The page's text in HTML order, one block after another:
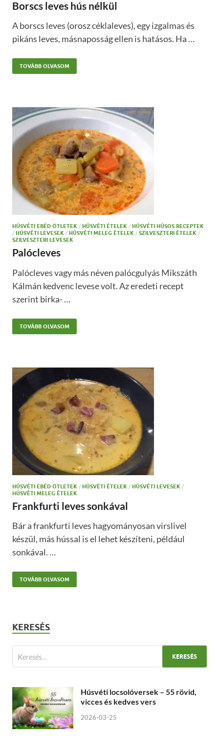
Borscs leves hús nélkül
A borscs leves (orosz céklaleves), egy izgalmas és
pikáns leves, másnaposság ellen is hatásos. Ha …
TOVÁBB OLVASOM
HÚSVÉTI EBÉD ÖTLETEK / HÚSVÉTI ÉTELEK / HÚSVÉTI HÚSOS RECEPTEK
/ HÚSVÉTI LEVESEK / HÚSVÉTI MELEG ÉTELEK / SZILVESZTERI ÉTELEK /
SZILVESZTERI LEVESEK
Palócleves
Palócleves vagy más néven palócgulyás Mikszáth
Kálmán kedvenc levese volt. Az eredeti recept
szerint birka- …
TOVÁBB OLVASOM
HÚSVÉTI EBÉD ÖTLETEK / HÚSVÉTI ÉTELEK / HÚSVÉTI LEVESEK /
HÚSVÉTI MELEG ÉTELEK
Frankfurti leves sonkával
Bár a frankfurti leves hagyományosan virslivel
készül, más hússal is el lehet készíteni, például
sonkával. …
TOVÁBB OLVASOM
KERESÉS
Húsvéti locsolóversek – 55 rövid,
vicces és kedves vers
2026-03-25